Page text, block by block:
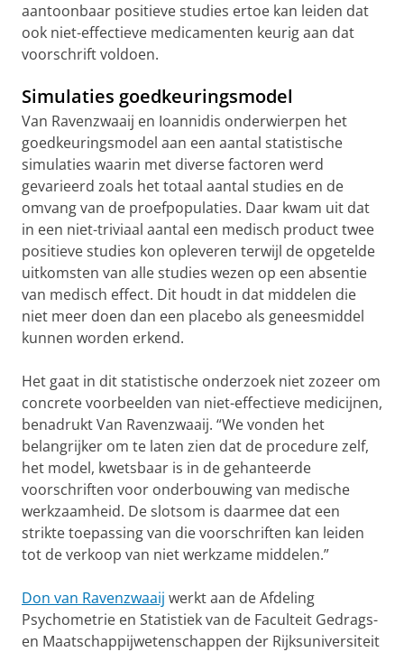
aantoonbaar positieve studies ertoe kan leiden dat
ook niet-effectieve medicamenten keurig aan dat
voorschrift voldoen.
Simulaties goedkeuringsmodel
Van Ravenzwaaij en Ioannidis onderwierpen het
goedkeuringsmodel aan een aantal statistische
simulaties waarin met diverse factoren werd
gevarieerd zoals het totaal aantal studies en de
omvang van de proefpopulaties. Daar kwam uit dat
in een niet-triviaal aantal een medisch product twee
positieve studies kon opleveren terwijl de opgetelde
uitkomsten van alle studies wezen op een absentie
van medisch effect. Dit houdt in dat middelen die
niet meer doen dan een placebo als geneesmiddel
kunnen worden erkend.
Het gaat in dit statistische onderzoek niet zozeer om
concrete voorbeelden van niet-effectieve medicijnen,
benadrukt Van Ravenzwaaij. “We vonden het
belangrijker om te laten zien dat de procedure zelf,
het model, kwetsbaar is in de gehanteerde
voorschriften voor onderbouwing van medische
werkzaamheid. De slotsom is daarmee dat een
strikte toepassing van die voorschriften kan leiden
tot de verkoop van niet werkzame middelen.”
Don van Ravenzwaaij werkt aan de Afdeling
Psychometrie en Statistiek van de Faculteit Gedrags-
en Maatschappijwetenschappen der Rijksuniversiteit